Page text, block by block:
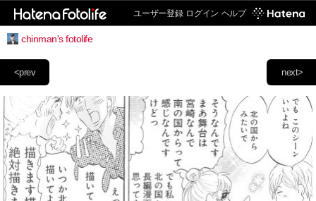
ユーザー登録 ログイン ヘルプ
chinman's fotolife
next>
<prev